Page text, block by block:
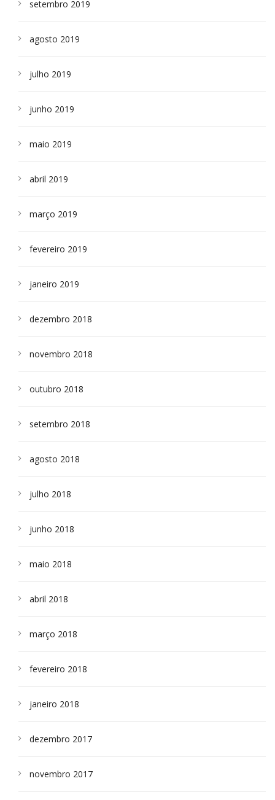
setembro 2019
agosto 2019
julho 2019
junho 2019
maio 2019
abril 2019
março 2019
fevereiro 2019
janeiro 2019
dezembro 2018
novembro 2018
outubro 2018
setembro 2018
agosto 2018
julho 2018
junho 2018
maio 2018
abril 2018
março 2018
fevereiro 2018
janeiro 2018
dezembro 2017
novembro 2017